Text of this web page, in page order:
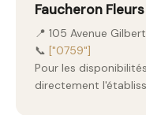
Faucheron
📍 105 Avenue
📞 ["0759"]
Pour les
directement